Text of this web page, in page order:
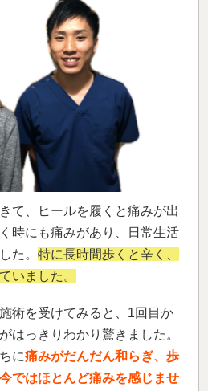
て、ヒールを履くと痛みが出
時にも痛みがあり、日常生活
た。 特に長時間歩くと辛く、
いました。
術を受けてみると、1回目か
はっきりわかり驚きました。
に痛みがだんだん和らぎ、歩
ではほとんど痛みを感じませ